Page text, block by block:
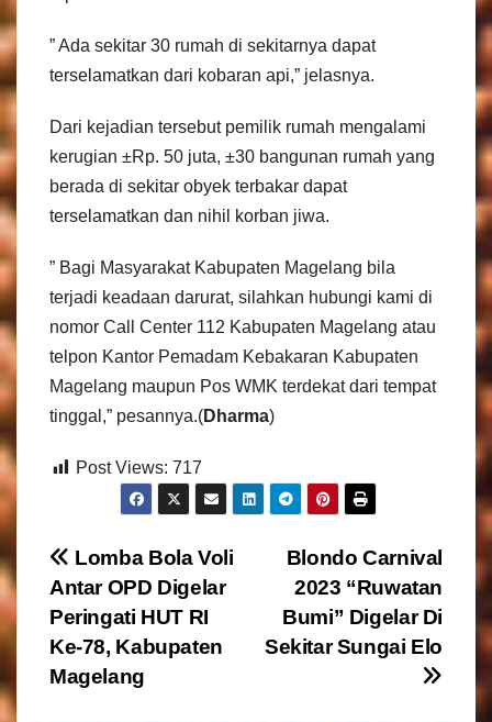
” Ada sekitar 30 rumah di sekitarnya dapat
terselamatkan dari kobaran api,” jelasnya.
Dari kejadian tersebut pemilik rumah mengalami
kerugian ±Rp. 50 juta, ±30 bangunan rumah yang
berada di sekitar obyek terbakar dapat
terselamatkan dan nihil korban jiwa.
” Bagi Masyarakat Kabupaten Magelang bila
terjadi keadaan darurat, silahkan hubungi kami di
nomor Call Center 112 Kabupaten Magelang atau
telpon Kantor Pemadam Kebakaran Kabupaten
Magelang maupun Pos WMK terdekat dari tempat
tinggal,” pesannya.(Dharma)
Post Views: 717
N
a
v
Blondo Carnival
2023 “Ruwatan
Bumi” Digelar Di
Sekitar Sungai Elo
Lomba Bola Voli
Antar OPD Digelar
Peringati HUT RI
Ke-78, Kabupaten
Magelang